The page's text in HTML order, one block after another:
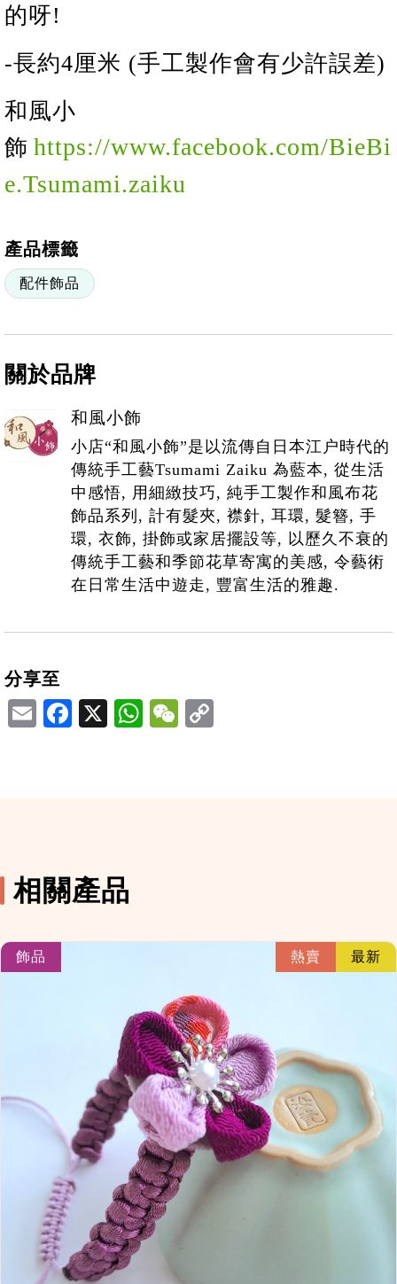
的呀!
-長約4厘米 (手工製作會有少許誤差)
和風小
飾 https://www.facebook.com/BieBi
e.Tsumami.zaiku
產品標籤
配件飾品
關於品牌
和風小飾
小店“和風小飾”是以流傳自日本江户時代的
傳統手工藝Tsumami Zaiku 為藍本, 從生活
中感悟, 用細緻技巧, 純手工製作和風布花
飾品系列, 計有髮夾, 襟針, 耳環, 髮簪, 手
環, 衣飾, 掛飾或家居擺設等, 以歷久不衰的
傳統手工藝和季節花草寄寓的美感, 令藝術
在日常生活中遊走, 豐富生活的雅趣.
分享至
EmailFacebook
X WhatsApp
WeChat
相關產品
飾品 熱賣 最新
link